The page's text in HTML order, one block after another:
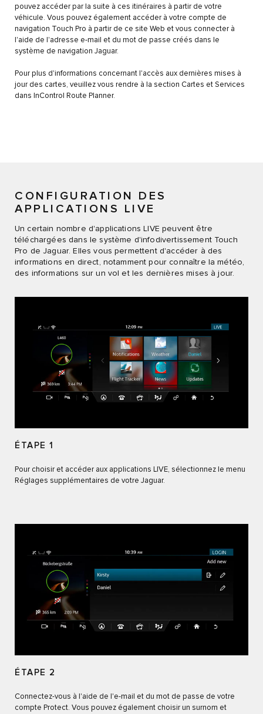
pouvez accéder par la suite à ces itinéraires à partir de votre
véhicule. Vous pouvez également accéder à votre compte de
navigation Touch Pro à partir de ce site Web et vous connecter à
l'aide de l'adresse e-mail et du mot de passe créés dans le
système de navigation Jaguar.
Pour plus d'informations concernant l'accès aux dernières mises à
jour des cartes, veuillez vous rendre à la section Cartes et Services
dans InControl Route Planner.
CONFIGURATION DES
APPLICATIONS LIVE
Un certain nombre d'applications LIVE peuvent être
téléchargées dans le système d'infodivertissement Touch
Pro de Jaguar. Elles vous permettent d'accéder à des
informations en direct, notamment pour connaître la météo,
des informations sur un vol et les dernières mises à jour.
ÉTAPE 1
Pour choisir et accéder aux applications LIVE, sélectionnez le menu
Réglages supplémentaires de votre Jaguar.
ÉTAPE 2
Connectez-vous à l'aide de l'e-mail et du mot de passe de votre
compte Protect. Vous pouvez également choisir un surnom et